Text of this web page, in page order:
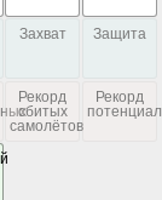
Захват Защита
Рекорд
сбитых
самолётов
Рекорд